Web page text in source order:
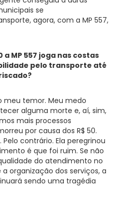
se
agora, com a MP 557,
a MP 557 joga nas costas
pelo transporte até
meu temor. Meu medo
alguma morte e, aí, sim,
mais processos
por causa dos R$ 50.
contrário. Ela peregrinou
é que foi ruim. Se não
do atendimento no
organização dos serviços, a
sendo uma tragédia